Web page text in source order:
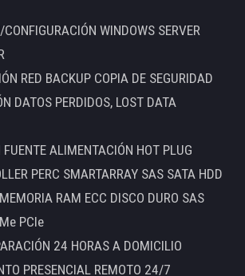
WINDOWS SERVER
RED BACKUP COPIA DE SEGURIDAD
DATOS PERDIDOS, LOST DATA
ALIMENTACIÓN HOT PLUG
PERC SMARTARRAY SAS SATA HDD
RAM ECC DISCO DURO SAS
PCIe
24 HORAS A DOMICILIO
PRESENCIAL REMOTO 24/7